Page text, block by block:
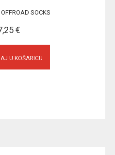
SOCKS
€
U KOŠARICU